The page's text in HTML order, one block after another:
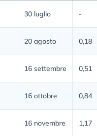
30 luglio -
20 agosto 0,18
16 settembre 0,51
16 ottobre 0,84
16 novembre 1,17